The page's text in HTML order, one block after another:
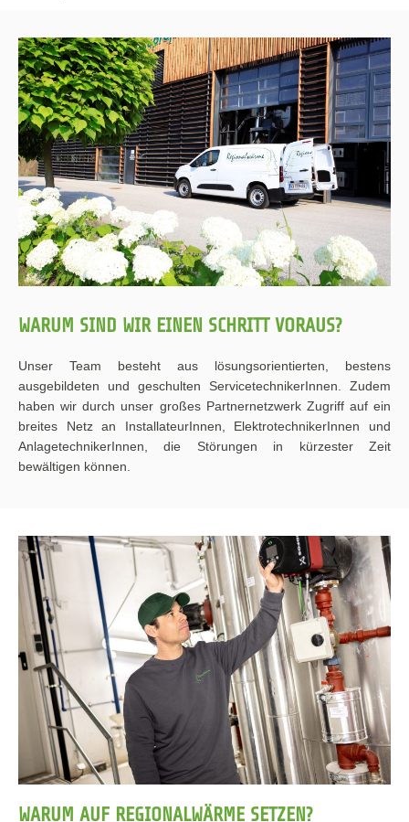
WARUM SIND WIR EINEN SCHRITT VORAUS?
Unser Team besteht aus lösungsorientierten, bestens
ausgebildeten und geschulten ServicetechnikerInnen. Zudem
haben wir durch unser großes Partnernetzwerk Zugriff auf ein
breites Netz an InstallateurInnen, ElektrotechnikerInnen und
AnlagetechnikerInnen, die Störungen in kürzester Zeit
bewältigen können.
WARUM AUF REGIONALWÄRME SETZEN?